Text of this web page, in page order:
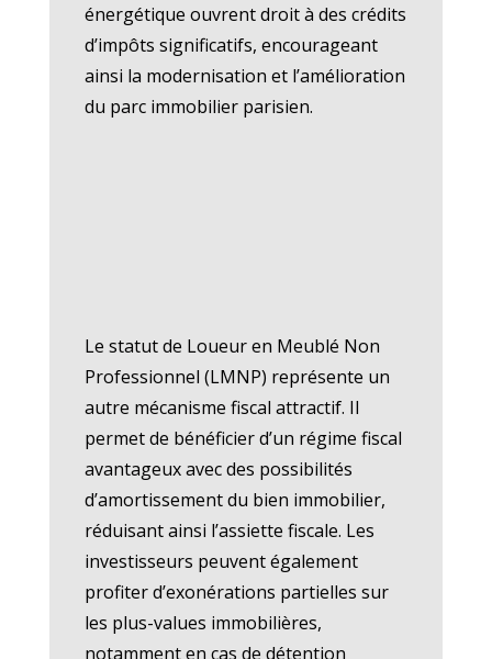
énergétique ouvrent droit à des crédits
d’impôts significatifs, encourageant
ainsi la modernisation et l’amélioration
du parc immobilier parisien.
Le statut de Loueur en Meublé Non
Professionnel (LMNP) représente un
autre mécanisme fiscal attractif. Il
permet de bénéficier d’un régime fiscal
avantageux avec des possibilités
d’amortissement du bien immobilier,
réduisant ainsi l’assiette fiscale. Les
investisseurs peuvent également
profiter d’exonérations partielles sur
les plus-values immobilières,
notamment en cas de détention